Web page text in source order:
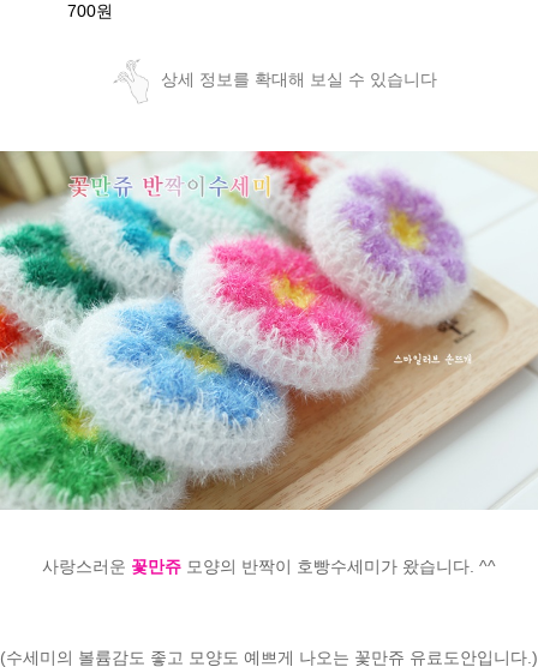
700원
상세 정보를 확대해 보실 수 있습니다
사랑스러운 꽃만쥬 모양의 반짝이 호빵수세미가 왔습니다. ^^
(수세미의 볼륨감도 좋고 모양도 예쁘게 나오는 꽃만쥬 유료도안입니다.)